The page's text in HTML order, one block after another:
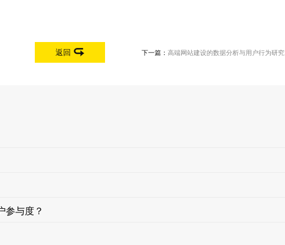
返回 下一篇： 高端网站建设的数据分析与用户行为研究
参与度？